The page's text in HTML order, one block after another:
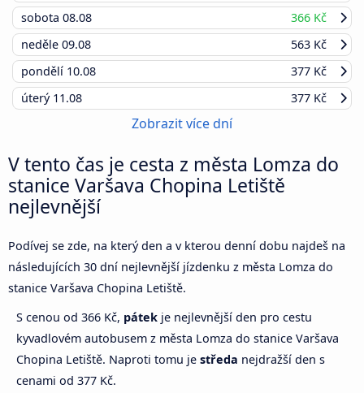
sobota 08.08
366 Kč
neděle 09.08
563 Kč
pondělí 10.08
377 Kč
úterý 11.08 377 Kč
Zobrazit více dní
V tento čas je cesta z města Lomza do
stanice Varšava Chopina Letiště
nejlevnější
Podívej se zde, na který den a v kterou denní dobu najdeš na
následujících 30 dní nejlevnější jízdenku z města Lomza do
stanice Varšava Chopina Letiště.
S cenou od 366 Kč, pátek je nejlevnější den pro cestu
kyvadlovém autobusem z města Lomza do stanice Varšava
Chopina Letiště. Naproti tomu je středa nejdražší den s
cenami od 377 Kč.